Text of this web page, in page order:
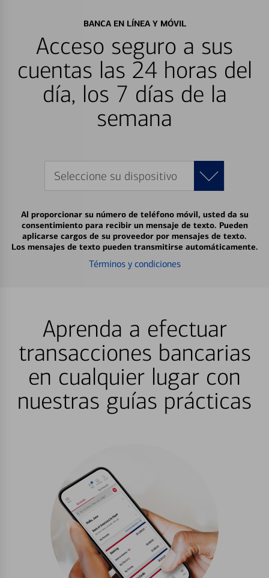
BANCA EN LÍNEA Y MÓVIL
Acceso seguro a sus
cuentas las 24 horas del
día, los 7 días de la
semana
Seleccione su dispositivo
Al proporcionar su número de teléfono móvil, usted da su
consentimiento para recibir un mensaje de texto. Pueden
aplicarse cargos de su proveedor por mensajes de texto.
Los mensajes de texto pueden transmitirse automáticamente.
Términos y condiciones
Aprenda a efectuar
transacciones bancarias
en cualquier lugar con
nuestras guías prácticas